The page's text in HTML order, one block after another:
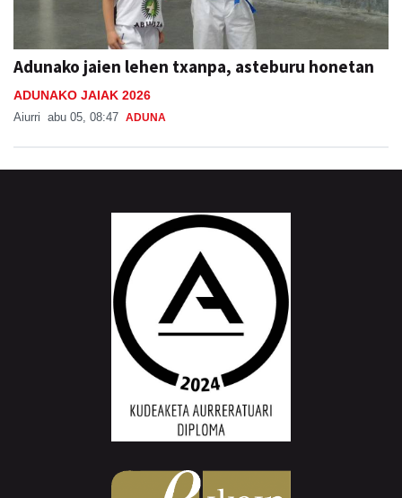
Adunako jaien lehen txanpa, asteburu honetan
ADUNAKO JAIAK 2026
Aiurri abu 05, 08:47 ADUNA